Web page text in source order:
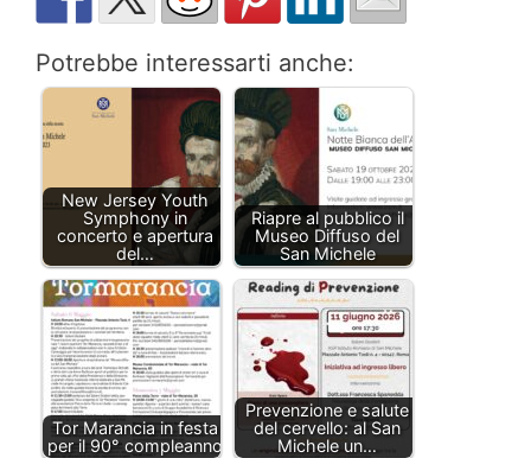
Potrebbe interessarti anche:
New Jersey Youth
Symphony in
concerto e apertura
del…
Riapre al pubblico il
Museo Diffuso del
San Michele
Tor Marancia in festa
per il 90° compleanno
Prevenzione e salute
del cervello: al San
Michele un…